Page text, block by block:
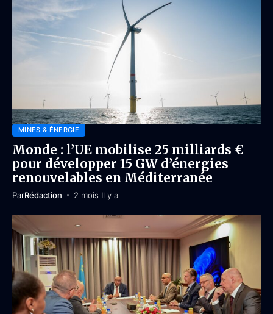
MINES & ÉNERGIE
Monde : l’UE mobilise 25 milliards €
pour développer 15 GW d’énergies
renouvelables en Méditerranée
ParRédaction 2 mois Il y a